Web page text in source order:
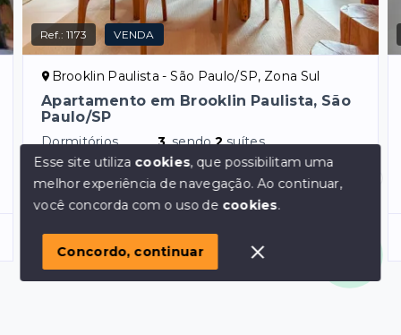
Ref.:1173 VENDA
Brooklin Paulista - São Paulo/SP, Zona Sul
Apartamento em Brooklin Paulista, São
Paulo/SP
Dormitórios 3, sendo2suítes
Garagens
2
Área Privativa
101 m²
R$1.880.000,00
Olá! em posso ajudar?
Esse site utiliza cookies, que possibilitam uma
melhor experiência de navegação.Ao continuar,
você concorda com o uso de cookies.
Concordo, continuar